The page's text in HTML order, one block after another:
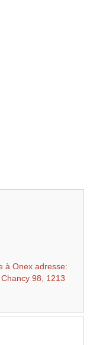
à Onex adresse:
98, 1213